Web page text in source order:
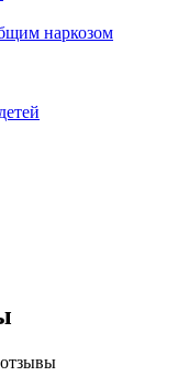
наркозом